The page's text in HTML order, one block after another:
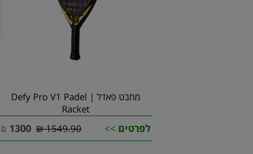
מחבט פאדל | Defy Pro V1 Padel
Racket
לפרטים >>
1549.90 ₪
1300
₪